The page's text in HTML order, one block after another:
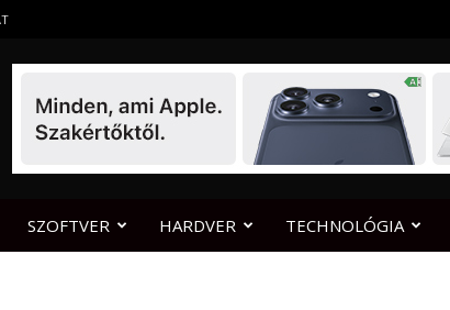
SZOFTVER HARDVER TECHNOLÓGIA